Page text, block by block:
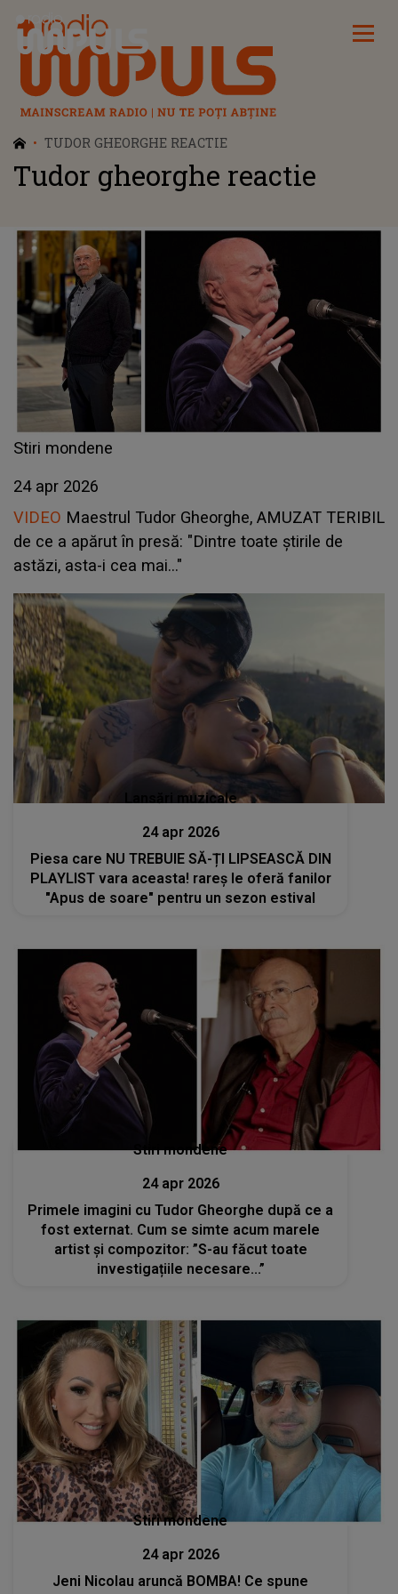
Radio Impuls
TUDOR GHEORGHE REACTIE
Tudor gheorghe reactie
Stiri mondene
24 apr 2026
VIDEO Maestrul Tudor Gheorghe, AMUZAT TERIBIL
de ce a apărut în presă: "Dintre toate știrile de
astăzi, asta-i cea mai..."
Lansări muzicale
24 apr 2026
Piesa care NU TREBUIE SĂ-ȚI LIPSEASCĂ DIN
PLAYLIST vara aceasta! rareș le oferă fanilor
"Apus de soare" pentru un sezon estival
Stiri mondene
24 apr 2026
Primele imagini cu Tudor Gheorghe după ce a
fost externat. Cum se simte acum marele
artist și compozitor: ”S-au făcut toate
investigațiile necesare...”
Stiri mondene
24 apr 2026
Jeni Nicolau aruncă BOMBA! Ce spune